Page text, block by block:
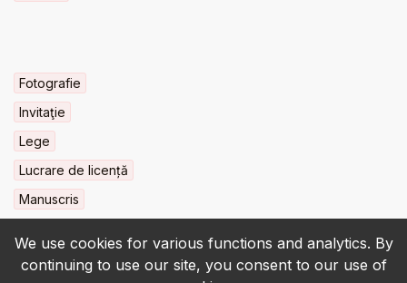
We use cookies for various functions and analytics. By
continuing to use our site, you consent to our use of
Fotografie
Invitaţie
Lege
Lucrare de licență
Manuscris